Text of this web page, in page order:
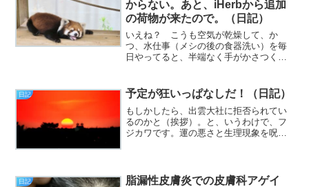
からない。あと、iHerbから追加
の荷物が来たので。（日記）
いえね？ こうも空気が乾燥して、か
つ、水仕事（メシの後の食器洗い）を毎
日やってると、半端なく手がかさつくん
んでる』感じがするんですよねえ（挨
拶）。と、いうわけで、フジカ...
日記 予定が狂いっぱなしだ！（日記）
もしかしたら、出雲大社に拒否られてい
るのかと（挨拶）。と、いうわけで、フ
ジカワです。運の悪さと生理現象を呪い
日記
脂漏性皮膚炎での皮膚科アゲイ